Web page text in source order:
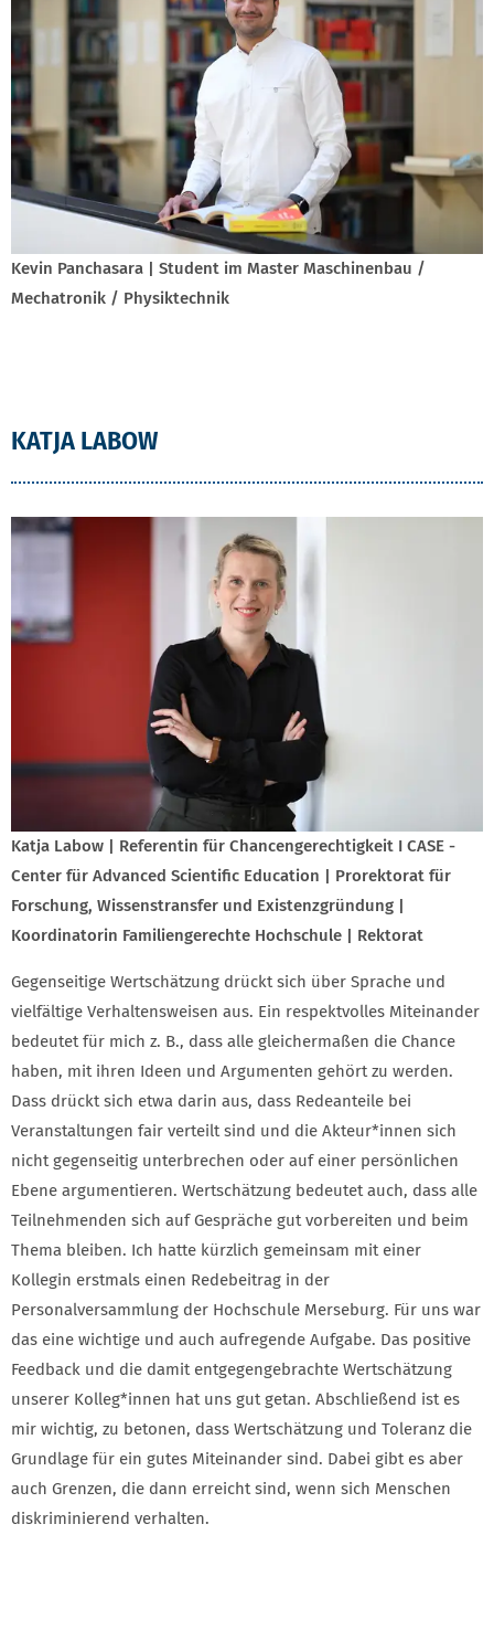
Kevin Panchasara | Student im Master Maschinenbau /
Mechatronik / Physiktechnik
KATJA LABOW
Katja Labow | Referentin für Chancengerechtigkeit I CASE -
Center für Advanced Scientific Education | Prorektorat für
Forschung, Wissenstransfer und Existenzgründung |
Koordinatorin Familiengerechte Hochschule | Rektorat
Gegenseitige Wertschätzung drückt sich über Sprache und
vielfältige Verhaltensweisen aus. Ein respektvolles Miteinander
bedeutet für mich z. B., dass alle gleichermaßen die Chance
haben, mit ihren Ideen und Argumenten gehört zu werden.
Dass drückt sich etwa darin aus, dass Redeanteile bei
Veranstaltungen fair verteilt sind und die Akteur*innen sich
nicht gegenseitig unterbrechen oder auf einer persönlichen
Ebene argumentieren. Wertschätzung bedeutet auch, dass alle
Teilnehmenden sich auf Gespräche gut vorbereiten und beim
Thema bleiben. Ich hatte kürzlich gemeinsam mit einer
Kollegin erstmals einen Redebeitrag in der
Personalversammlung der Hochschule Merseburg. Für uns war
das eine wichtige und auch aufregende Aufgabe. Das positive
Feedback und die damit entgegengebrachte Wertschätzung
unserer Kolleg*innen hat uns gut getan. Abschließend ist es
mir wichtig, zu betonen, dass Wertschätzung und Toleranz die
Grundlage für ein gutes Miteinander sind. Dabei gibt es aber
auch Grenzen, die dann erreicht sind, wenn sich Menschen
diskriminierend verhalten.